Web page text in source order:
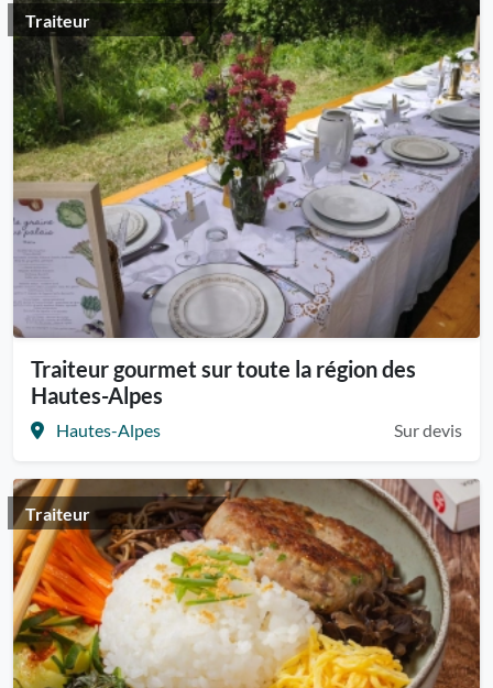
Traiteur
Traiteur gourmet sur toute la région des
Hautes-Alpes
Hautes-Alpes Sur devis
Traiteur